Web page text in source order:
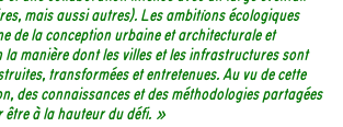
mais aussi autres). Les ambitions écologiques
de la conception urbaine et architecturale et
manière dont les villes et les infrastructures sont
transformées et entretenues. Au vu de cette
des connaissances et des méthodologies partagées
être à la hauteur du défi. »